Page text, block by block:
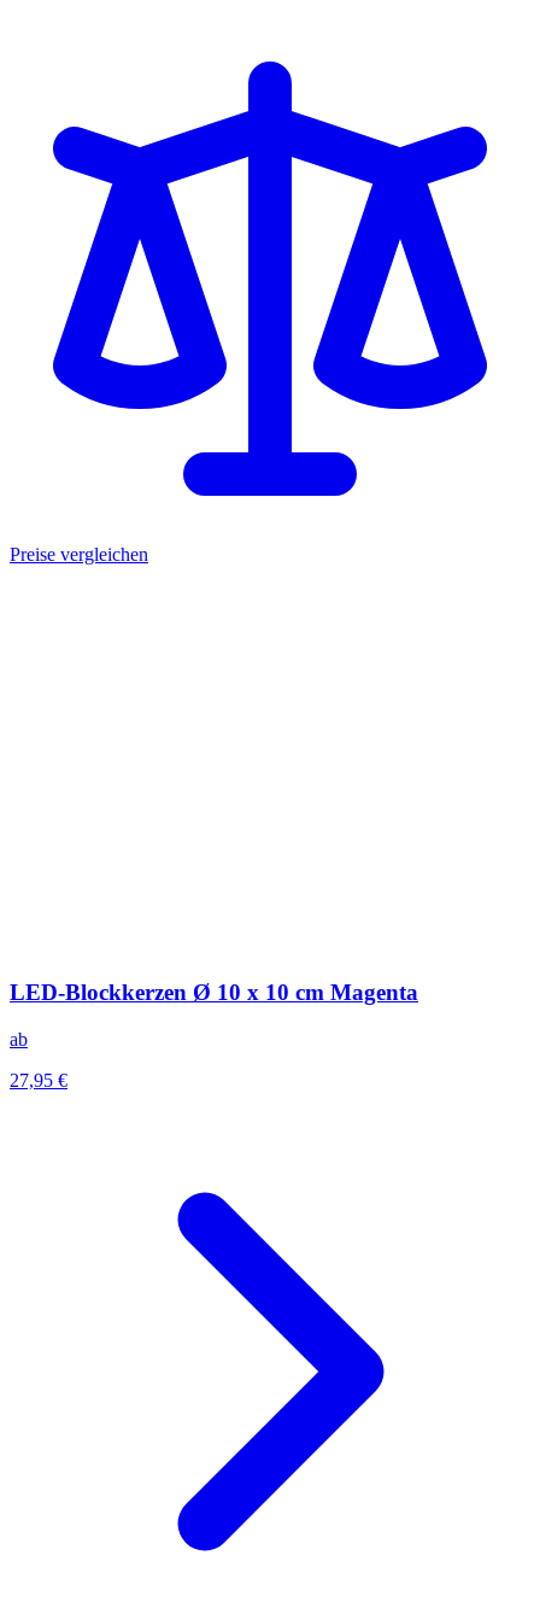
Preise vergleichen
LED-Blockkerzen Ø 10 x 10 cm Magenta
ab
27,95 €